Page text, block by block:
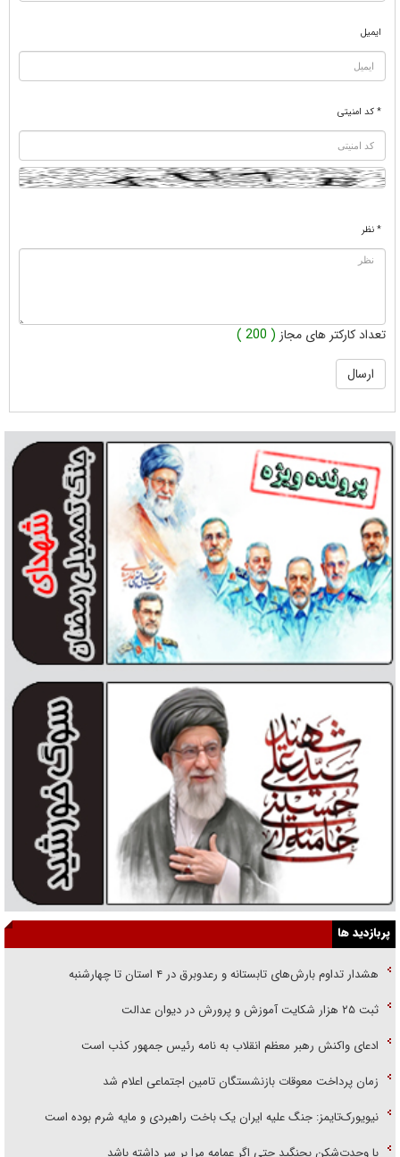
ایمیل
* کد امنیتی
* نظر
تعداد کارکتر های مجاز ( 200 )
پربازدید ها
هشدار تداوم بارش‌های تابستانه و رعدوبرق در ۴ استان تا چهارشنبه
ثبت ۲۵ هزار شکایت آموزش و پرورش در دیوان عدالت
ادعای واکنش رهبر معظم انقلاب به نامه رئیس جمهور کذب است
زمان پرداخت معوقات بازنشستگان تامین اجتماعی اعلام شد
نیویورک‌تایمز: جنگ علیه ایران یک باخت راهبردی و مایه شرم بوده است
با وحدت‌شکن بجنگید حتی اگر عمامه مرا بر سر داشته باشد